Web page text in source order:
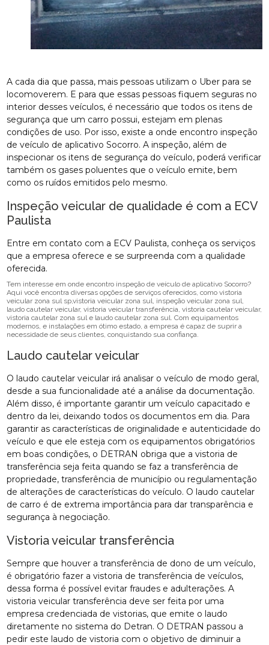
A cada dia que passa, mais pessoas utilizam o Uber para se
locomoverem. E para que essas pessoas fiquem seguras no
interior desses veículos, é necessário que todos os itens de
segurança que um carro possui, estejam em plenas
condições de uso. Por isso, existe a onde encontro inspeção
de veículo de aplicativo Socorro. A inspeção, além de
inspecionar os itens de segurança do veículo, poderá verificar
também os gases poluentes que o veículo emite, bem
como os ruídos emitidos pelo mesmo.
Inspeção veicular de qualidade é com a ECV
Paulista
Entre em contato com a ECV Paulista, conheça os serviços
que a empresa oferece e se surpreenda com a qualidade
oferecida.
Tem interesse em onde encontro inspeção de veículo de aplicativo Socorro?
Aqui você encontra diversas opções de serviços oferecidos, como vistoria
veicular zona sul sp,vistoria veicular zona sul, inspeção veicular zona sul,
laudo cautelar veicular, vistoria veicular transferência, vistoria cautelar veicular,
vistoria cautelar zona sul e laudo cautelar zona sul. Com equipamentos
modernos, e instalações em ótimo estado, a empresa é capaz de suprir a
necessidade de seus clientes, conquistando sua confiança.
Laudo cautelar veicular
O laudo cautelar veicular irá analisar o veículo de modo geral,
desde a sua funcionalidade até a análise da documentação.
Além disso, é importante garantir um veículo capacitado e
dentro da lei, deixando todos os documentos em dia. Para
garantir as características de originalidade e autenticidade do
veículo e que ele esteja com os equipamentos obrigatórios
em boas condições, o DETRAN obriga que a vistoria de
transferência seja feita quando se faz a transferência de
propriedade, transferência de município ou regulamentação
de alterações de características do veículo. O laudo cautelar
de carro é de extrema importância para dar transparência e
segurança à negociação.
Vistoria veicular transferência
Sempre que houver a transferência de dono de um veículo,
é obrigatório fazer a vistoria de transferência de veículos,
dessa forma é possível evitar fraudes e adulterações. A
vistoria veicular transferência deve ser feita por uma
empresa credenciada de vistorias, que emite o laudo
diretamente no sistema do Detran. O DETRAN passou a
pedir este laudo de vistoria com o objetivo de diminuir a